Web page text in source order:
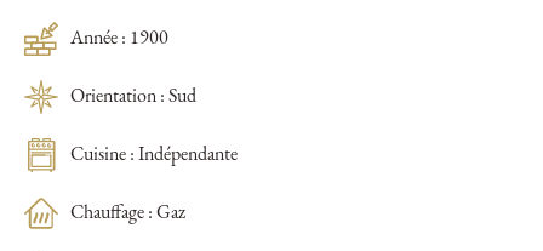
Année : 1900
Orientation : Sud
Cuisine : Indépendante
Chauffage : Gaz